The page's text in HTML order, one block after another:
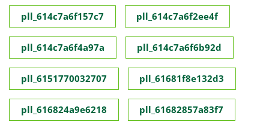
pll_614c7a6f157c7 pll_614c7a6f2ee4f
pll_614c7a6f4a97a pll_614c7a6f6b92d
pll_6151770032707 pll_61681f8e132d3
pll_616824a9e6218 pll_61682857a83f7